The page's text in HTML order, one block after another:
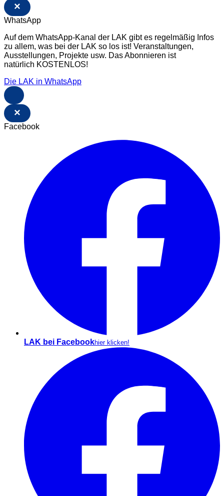
×
WhatsApp
Auf dem WhatsApp-Kanal der LAK gibt es regelmäßig Infos
zu allem, was bei der LAK so los ist! Veranstaltungen,
Ausstellungen, Projekte usw. Das Abonnieren ist
natürlich KOSTENLOS!
Die LAK in WhatsApp
×
Facebook
LAK bei Facebookhier klicken!